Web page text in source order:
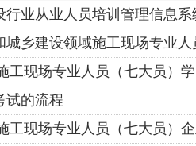
行业从业人员培训管理信息系
城乡建设领域施工现场专业
工现场专业人员（七大员）
试的流程
工现场专业人员（七大员）